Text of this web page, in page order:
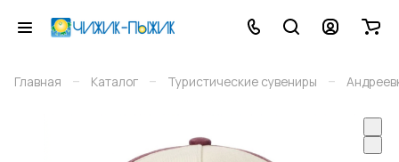
Главная – Каталог – Туристические сувениры –